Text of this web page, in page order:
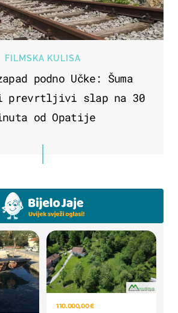
FILMSKA KULISA
podno Učke: Šuma
prevrtljivi slap na 30
od Opatije
110.000,00 €